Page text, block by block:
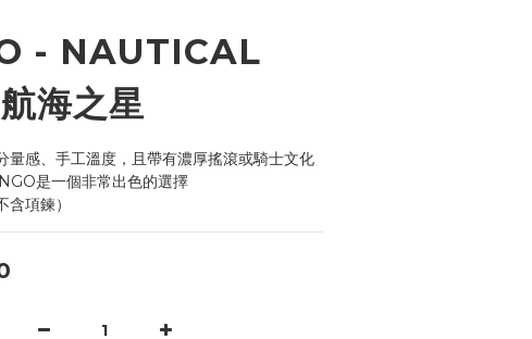
- NAUTICAL
海之星
量感、手工溫度，且帶有濃厚搖滾或騎士文化
是一個非常出色的選擇
含項鍊）